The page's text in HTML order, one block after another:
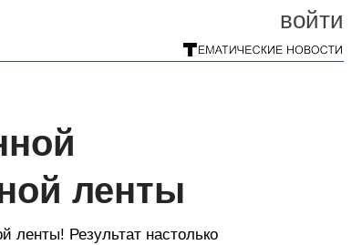
войти
ленты
ленты! Результат настолько